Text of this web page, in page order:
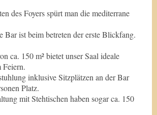
des Foyers spürt man die mediterrane
Bar ist beim betreten der erste Blickfang.
ca. 150 m² bietet unser Saal ideale
Feiern.
inklusive Sitzplätzen an der Bar
Platz.
mit Stehtischen haben sogar ca. 150